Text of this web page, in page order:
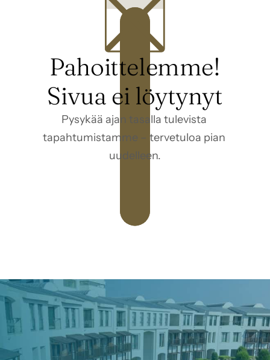
Pahoittelemme!
Sivua ei löytynyt
Pysykää ajan tasalla tulevista
tapahtumistamme – tervetuloa pian
uudelleen.